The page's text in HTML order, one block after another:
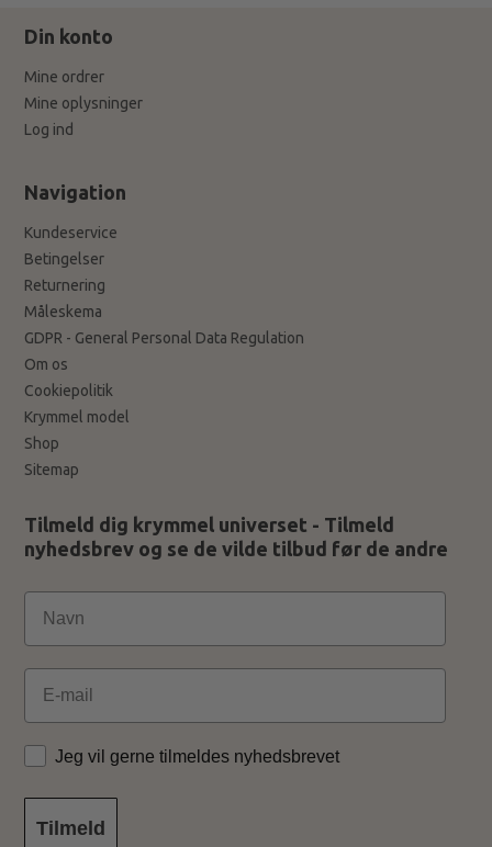
Din konto
Mine ordrer
Mine oplysninger
Log ind
Navigation
Kundeservice
Betingelser
Returnering
Måleskema
GDPR - General Personal Data Regulation
Om os
Cookiepolitik
Krymmel model
Shop
Sitemap
Tilmeld dig krymmel universet - Tilmeld
nyhedsbrev og se de vilde tilbud før de andre
Email
Jeg vil gerne tilmeldes nyhedsbrevet
Tilmeld